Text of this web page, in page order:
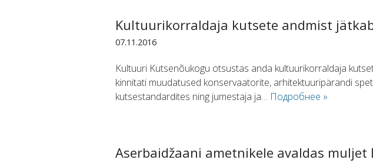
Kultuurikorraldaja kutsete andmist
07.11.2016
Kultuuri Kutsenõukogu otsustas anda kultuurikorraldaja
kinnitati muudatused konservaatorite, arhitektuuripärandi
kutsestandardites ning jumestaja ja… Подробнее »
Aserbaidžaani ametnikele avaldas